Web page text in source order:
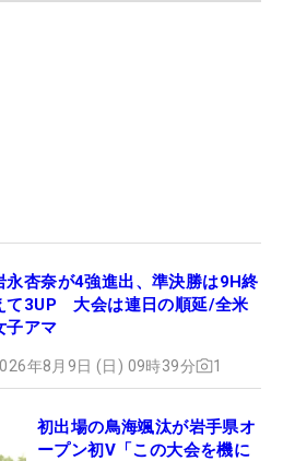
永杏奈が4強進出、準決勝は9H終
て3UP 大会は連日の順延/全米
子アマ
年8月9日 (日) 09時39分 1
初出場の鳥海颯汰が岩手県オ
ープン初V「この大会を機に